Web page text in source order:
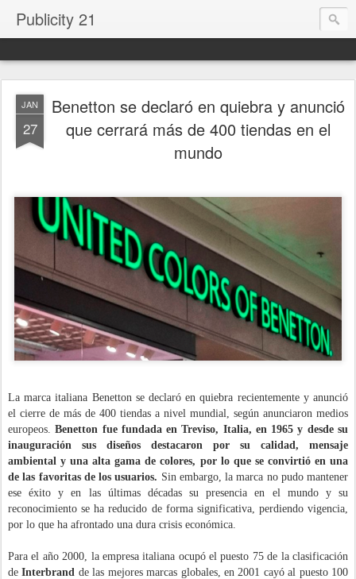
Publicity 21
JAN
27
Benetton se declaró en quiebra y anunció
que cerrará más de 400 tiendas en el
mundo
La marca italiana Benetton se declaró en quiebra recientemente y anunció
el cierre de más de 400 tiendas a nivel mundial, según anunciaron medios
europeos.Benetton fue fundada en Treviso, Italia, en 1965 y desde su
inauguración sus diseños destacaron por su calidad, mensaje
ambiental y una alta gama de colores, por lo que se convirtió en una
de las favoritas de los usuarios. Sin embargo, la marca no pudo mantener
ese éxito y en las últimas décadas su presencia en el mundo y su
reconocimiento se ha reducido de forma significativa, perdiendo vigencia,
por lo que ha afrontado una dura crisis económica.
Para el año 2000, la empresa italiana ocupó el puesto 75 de la clasificación
deInterbrand de las mejores marcas globales, en 2001 cayó al puesto 100